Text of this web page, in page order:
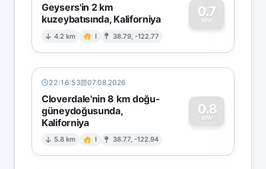
Geysers'in 2 km
kuzeybatısında, Kaliforniya
4.2 km I 38.79, -122.77
0.7
MW
0
22:16:53 07.08.2026
Cloverdale'nin 8 km doğu-
güneydoğusunda,
Kaliforniya
5.8 km I 38.77, -122.94
0.8
MW
0